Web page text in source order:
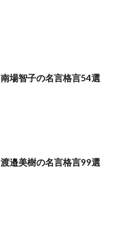
南場智子の名言格言54選
渡邉美樹の名言格言99選